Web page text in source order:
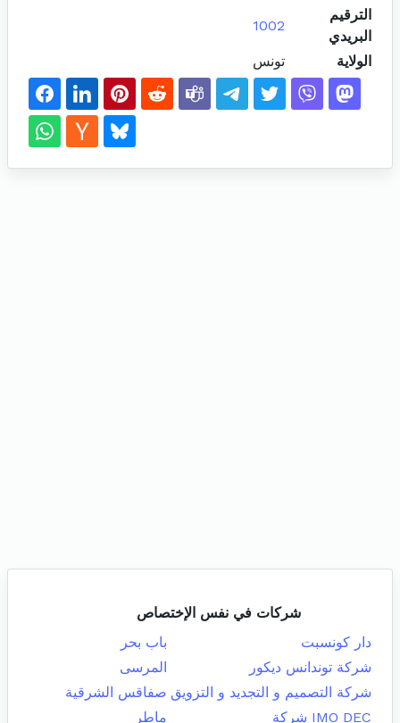
الترقيم
البريدي
1002
الولاية تونس
شركات في نفس الإختصاص
دار كونسبت
باب بحر
شركة توندانس ديكور
المرسى
شركة التصميم و التجديد و التزويق صفاقس الشرقية
IMO DEC شركة
ماطر